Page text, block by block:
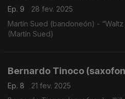
Ep. 9
28 fev. 2025
Martín Sued (bandoneón) -
(Martín Sued)
Bernardo Tinoco
Ep. 8
21 fev. 2025